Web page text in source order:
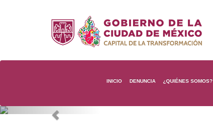
INICIO DENUNCIA ¿QUIÉNES SOMOS?
Previous